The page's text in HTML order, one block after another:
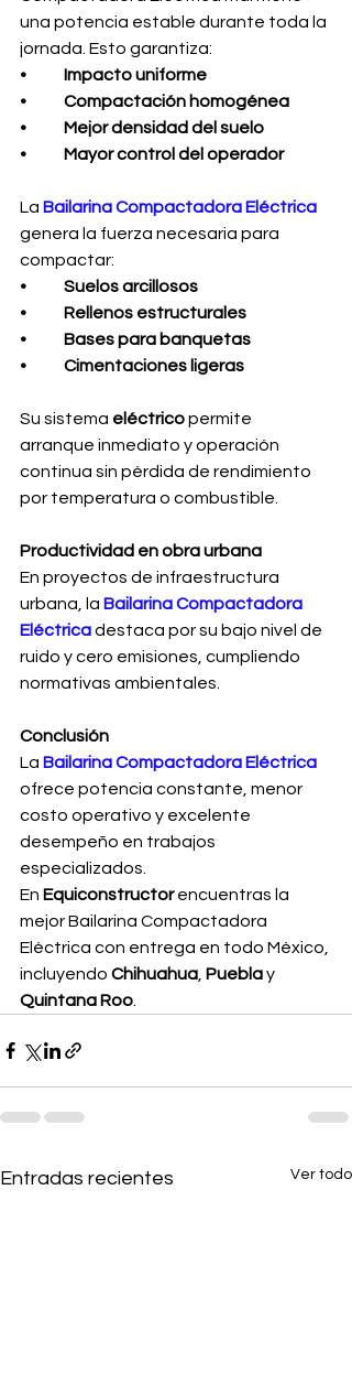
una potencia estable durante toda la
jornada. Esto garantiza:
•
Impacto uniforme
•	Compactación homogénea
•	Mejor densidad del suelo
•	Mayor control del operador
La Bailarina Compactadora Eléctrica
genera la fuerza necesaria para
compactar:
•	Suelos arcillosos
•	Rellenos estructurales
•	Bases para banquetas
•	Cimentaciones ligeras
Su sistema eléctrico permite
arranque inmediato y operación
continua sin pérdida de rendimiento
por temperatura o combustible.
Productividad en obra urbana
En proyectos de infraestructura
urbana, la Bailarina Compactadora
Eléctrica destaca por su bajo nivel de
ruido y cero emisiones, cumpliendo
normativas ambientales.
Conclusión
La Bailarina Compactadora Eléctrica
ofrece potencia constante, menor
costo operativo y excelente
desempeño en trabajos
especializados.
En Equiconstructor encuentras la
mejor Bailarina Compactadora
Eléctrica con entrega en todo México,
incluyendo Chihuahua Puebla y
Quintana Roo
Entradas recientes Ver todo